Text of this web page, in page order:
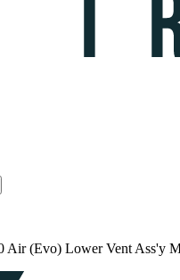
Air (Evo) Lower Vent Ass'y